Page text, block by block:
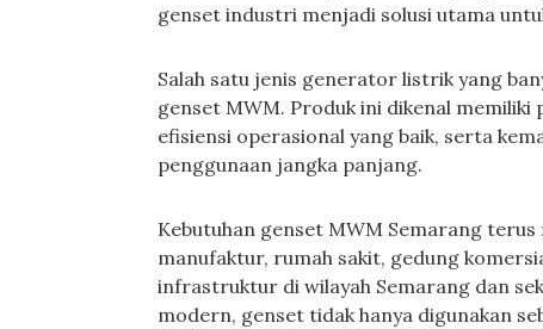
genset industri menjadi solusi utama
Salah satu jenis generator listrik yang
genset MWM. Produk ini dikenal
efisiensi operasional yang baik, serta
penggunaan jangka panjang.
Kebutuhan genset MWM Semarang
manufaktur, rumah sakit, gedung
infrastruktur di wilayah Semarang dan
modern, genset tidak hanya digunakan